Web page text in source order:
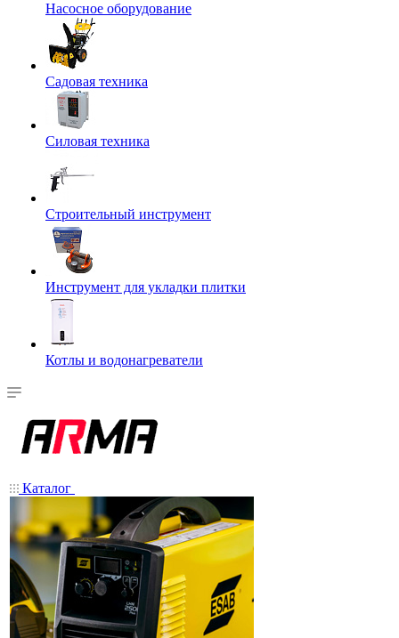
Насосное оборудование
Садовая техника
Силовая техника
Строительный инструмент
Инструмент для укладки плитки
Котлы и водонагреватели
Каталог